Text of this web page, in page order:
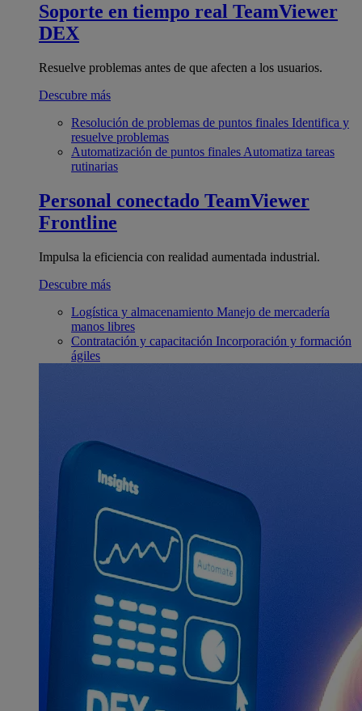
Soporte en tiempo real TeamViewer
DEX
Resuelve problemas antes de que afecten a los usuarios.
Descubre más
Resolución de problemas de puntos finales Identifica y
resuelve problemas
Automatización de puntos finales Automatiza tareas
rutinarias
Personal conectado TeamViewer
Frontline
Impulsa la eficiencia con realidad aumentada industrial.
Descubre más
Logística y almacenamiento Manejo de mercadería
manos libres
Contratación y capacitación Incorporación y formación
ágiles